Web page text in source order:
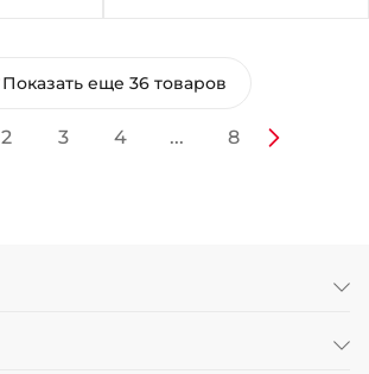
Показать еще 36 товаров
2 3 4 ... 8